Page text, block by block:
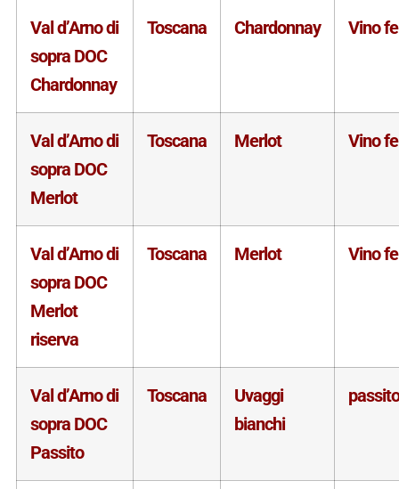
Val d’Arno di
sopra DOC
Chardonnay
Toscana Chardonnay Vino
Val d’Arno di
sopra DOC
Merlot
Toscana Merlot Vino
Val d’Arno di
sopra DOC
Merlot
riserva
Toscana Merlot Vino
Val d’Arno di
sopra DOC
Passito
Toscana
Uvaggi
bianchi
passito